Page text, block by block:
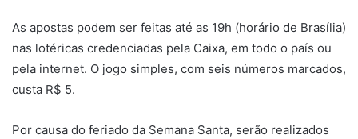
As apostas podem ser feitas até as 19h (horário de Brasília)
nas lotéricas credenciadas pela Caixa, em todo o país ou
pela internet. O jogo simples, com seis números marcados,
custa R$ 5.
Por causa do feriado da Semana Santa, serão realizados